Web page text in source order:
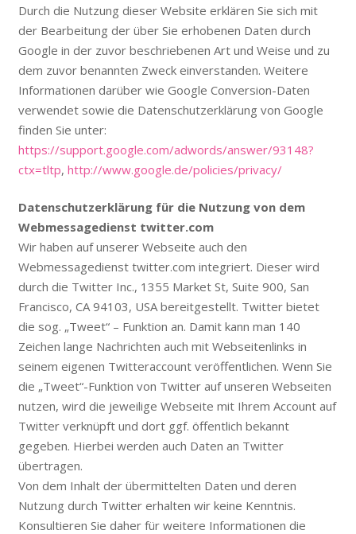
Durch die Nutzung dieser Website erklären Sie sich mit
der Bearbeitung der über Sie erhobenen Daten durch
Google in der zuvor beschriebenen Art und Weise und zu
dem zuvor benannten Zweck einverstanden. Weitere
Informationen darüber wie Google Conversion-Daten
verwendet sowie die Datenschutzerklärung von Google
finden Sie unter:
https://support.google.com/adwords/answer/93148?
ctx=tltp, http://www.google.de/policies/privacy/
Datenschutzerklärung für die Nutzung von dem
Webmessagedienst twitter.com
Wir haben auf unserer Webseite auch den
Webmessagedienst twitter.com integriert. Dieser wird
durch die Twitter Inc., 1355 Market St, Suite 900, San
Francisco, CA 94103, USA bereitgestellt. Twitter bietet
die sog. „Tweet“ – Funktion an. Damit kann man 140
Zeichen lange Nachrichten auch mit Webseitenlinks in
seinem eigenen Twitteraccount veröffentlichen. Wenn Sie
die „Tweet“-Funktion von Twitter auf unseren Webseiten
nutzen, wird die jeweilige Webseite mit Ihrem Account auf
Twitter verknüpft und dort ggf. öffentlich bekannt
gegeben. Hierbei werden auch Daten an Twitter
übertragen.
Von dem Inhalt der übermittelten Daten und deren
Nutzung durch Twitter erhalten wir keine Kenntnis.
Konsultieren Sie daher für weitere Informationen die